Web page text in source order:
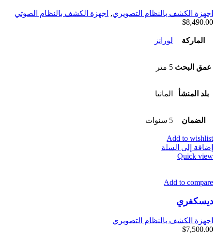
اجهزة الكشف بالنظام التصويري, اجهزة الكشف بالنظام الصوتي
$8,490.00
الماركة لورانز
عمق البحث 5 متر
بلد المنشأ المانيا
الضمان 5 سنوات
Add to wishlist
إضافة إلى السلة
Quick view
Add to compare
ديسكفري
اجهزة الكشف بالنظام التصويري
$7,500.00